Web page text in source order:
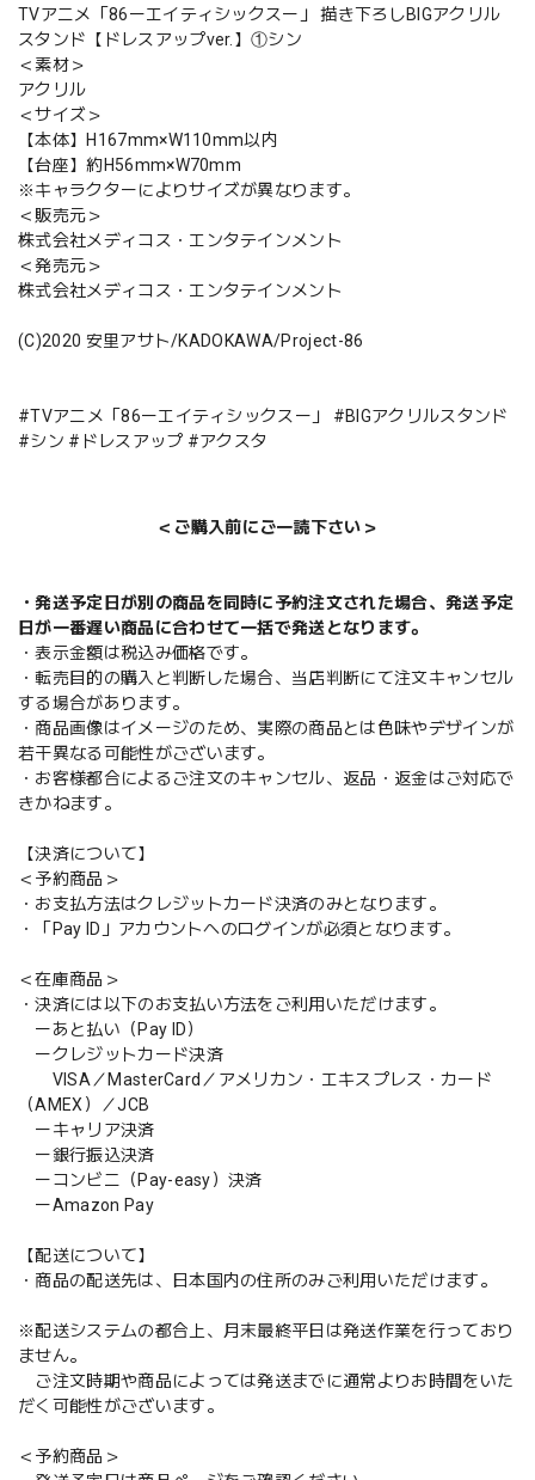
TVアニメ「86ーエイティシックスー」 描き下ろしBIGアクリル
スタンド【ドレスアップver.】①シン
＜素材＞
アクリル
＜サイズ＞
【本体】H167mm×W110mm以内
【台座】約H56mm×W70mm
※キャラクターによりサイズが異なります。
＜販売元＞
株式会社メディコス・エンタテインメント
＜発売元＞
株式会社メディコス・エンタテインメント
(C)2020 安里アサト/KADOKAWA/Project-86
#TVアニメ「86ーエイティシックスー」 #BIGアクリルスタンド
#シン #ドレスアップ #アクスタ
＜ご購入前にご一読下さい＞
・発送予定日が別の商品を同時に予約注文された場合、発送予定
日が一番遅い商品に合わせて一括で発送となります。
・表示金額は税込み価格です。
・転売目的の購入と判断した場合、当店判断にて注文キャンセル
する場合があります。
・商品画像はイメージのため、実際の商品とは色味やデザインが
若干異なる可能性がございます。
・お客様都合によるご注文のキャンセル、返品・返金はご対応で
きかねます。
【決済について】
＜予約商品＞
・お支払方法はクレジットカード決済のみとなります。
・「Pay ID」アカウントへのログインが必須となります。
＜在庫商品＞
・決済には以下のお支払い方法をご利用いただけます。
ーあと払い（Pay ID）
ークレジットカード決済
VISA／MasterCard／アメリカン・エキスプレス・カード
（AMEX）／JCB
ーキャリア決済
ー銀行振込決済
ーコンビニ（Pay-easy）決済
ーAmazon Pay
【配送について】
・商品の配送先は、日本国内の住所のみご利用いただけます。
※配送システムの都合上、月末最終平日は発送作業を行っており
ません。
ご注文時期や商品によっては発送までに通常よりお時間をいた
だく可能性がございます。
＜予約商品＞